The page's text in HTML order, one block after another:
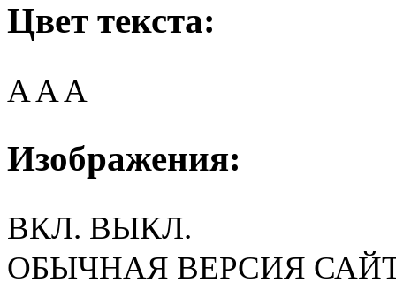
Цвет текста:
AAA
Изображения:
ВКЛ. ВЫКЛ.
ОБЫЧНАЯ ВЕРСИЯ